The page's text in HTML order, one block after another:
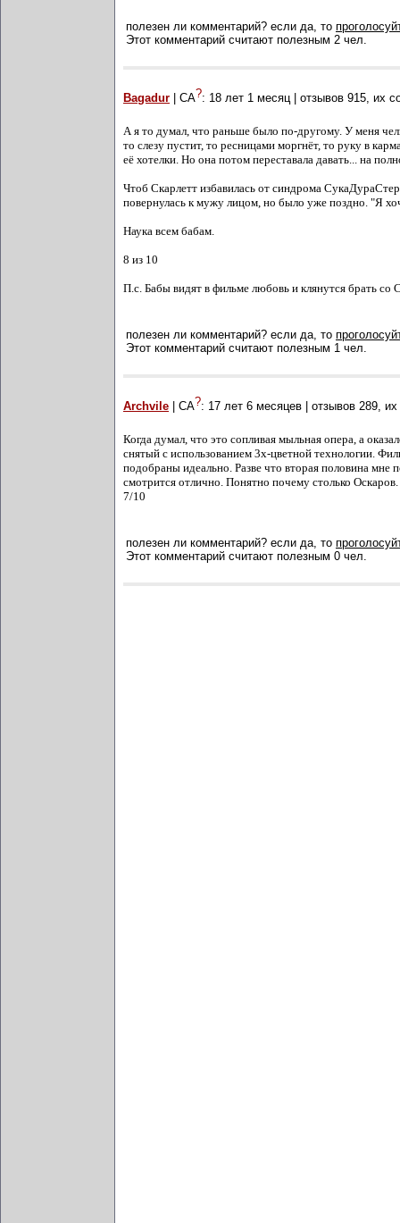
полезен ли комментарий? если да, то
Этот комментарий считают полезным 2 чел.
Bagadur | СА?: 18 лет 1 месяц| отзывов 915, их
А я то думал, что раньше было по-другому. У меня
то слезу пустит, то ресницами моргнёт, то руку в
её хотелки. Но она потом переставала давать... на
Чтоб Скарлетт избавилась от синдрома
повернулась к мужу лицом, но было уже поздно. "Я
Наука всем бабам.
8 из 10
П.с. Бабы видят в фильме любовь и клянутся брать
полезен ли комментарий? если да, то
Этот комментарий считают полезным 1 чел.
Archvile | СА?: 17 лет 6 месяцев | отзывов 289,
Когда думал, что это сопливая мыльная опера, а
снятый с использованием 3х-цветной технологии.
подобраны идеально. Разве что вторая половина мне
смотрится отлично. Понятно почему столько Оскаров.
7/10
полезен ли комментарий? если да, то
Этот комментарий считают полезным 0 чел.